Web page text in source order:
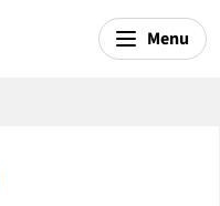
Menu